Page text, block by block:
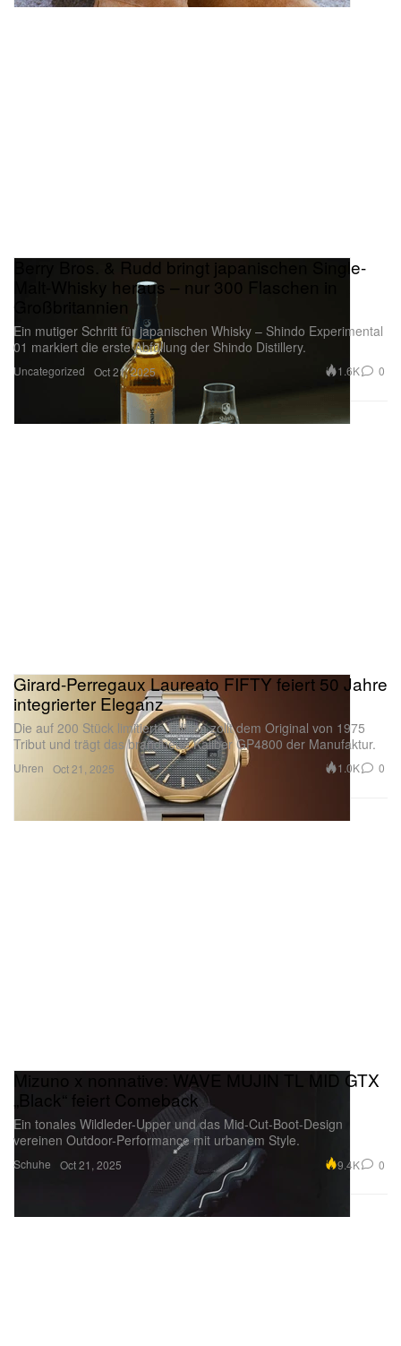
Uncategorized
Berry Bros. & Rudd bringt japanischen Single-
Malt-Whisky heraus – nur 300 Flaschen in
Großbritannien
Ein mutiger Schritt für japanischen Whisky – Shindo Experimental
01 markiert die erste Abfüllung der Shindo Distillery.
Oct 21, 2025 1.6K 0
Uhren
Girard-Perregaux Laureato FIFTY feiert 50 Jahre
integrierter Eleganz
Die auf 200 Stück limitierte Edition zollt dem Original von 1975
Tribut und trägt das brandneue Kaliber GP4800 der Manufaktur.
Oct 21, 2025 1.0K 0
Schuhe
Mizuno x nonnative: WAVE MUJIN TL MID GTX
„Black“ feiert Comeback
Ein tonales Wildleder-Upper und das Mid-Cut-Boot-Design
vereinen Outdoor-Performance mit urbanem Style.
Oct 21, 2025 9.4K 0